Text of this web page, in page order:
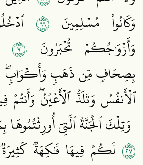
وَكَانُواْ مُسۡلِمِينَ ٦٩
وَأَزۡوَٰجُكُمۡ تُحۡبَرُونَ ٧٠
بِصِحَافٖ مِّن ذَهَبٖ وَأَكۡوَابٖۖ
ٱلۡأَنفُسُ وَتَلَذُّ ٱلۡأَعۡيُنُۖ وَأَنتُمۡ
وَتِلۡكَ ٱلۡجَنَّةُ ٱلَّتِيٓ
٧٢ لَكُمۡ فِيهَا فَٰكِهَةٞ